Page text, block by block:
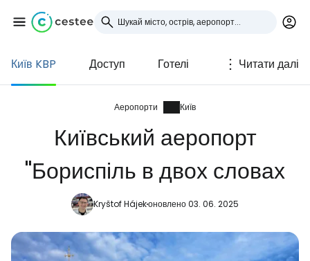
Київ KBP Доступ Готелі Читати далі
Аеропорти Київ
Київський аеропорт
"Бориспіль в двох словах
Kryštof Hájekоновлено 03. 06. 2025
Увійдіть до Cestee
... світова туристична спільнота
Продовжуйте з Google
Продовжуйте у Facebook